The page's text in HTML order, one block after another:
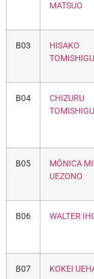
MATSUO
B03
HISAKO
B04
CHIZURU
B05
MÔNICA
UEZONO
B06 WALTER
B07 KOKEI